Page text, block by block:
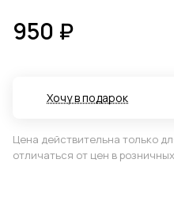
950 ₽
Хочу в подарок
Цена действительна только
отличаться от цен в